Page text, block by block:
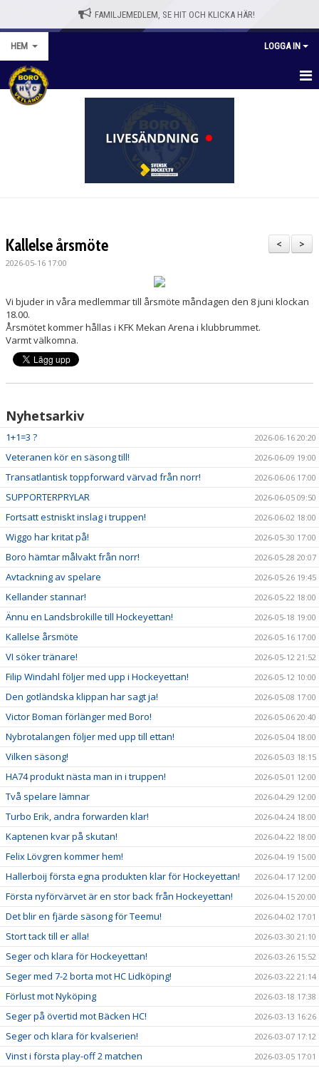
FAMILJEMEDLEM, SE HIT OCH KLICKA HÄR!
HEM LOGGA IN
HEM
KALENDER
KONTAKT
MATCHER
TABELL A-LAG
SVENSK HOCKEY TV
SWISH
DOKUMENT
>
<
Kallelse årsmöte
2026-05-16 17:00
Vi bjuder in våra medlemmar till årsmöte måndagen den 8 juni klockan
18.00.
Årsmötet kommer hållas i KFK Mekan Arena i klubbrummet.
Varmt välkomna.
Nyhetsarkiv
1+1=3 ? 2026-06-16 20:20
Veteranen kör en säsong till! 2026-06-09 19:00
Transatlantisk toppforward värvad från norr! 2026-06-06 17:00
SUPPORTERPRYLAR 2026-06-05 09:50
Fortsatt estniskt inslag i truppen! 2026-06-02 18:00
Wiggo har kritat på! 2026-05-30 17:00
Boro hämtar målvakt från norr! 2026-05-28 20:07
Avtackning av spelare 2026-05-26 19:45
Kellander stannar! 2026-05-22 18:00
Ännu en Landsbrokille till Hockeyettan! 2026-05-18 19:00
Kallelse årsmöte 2026-05-16 17:00
VI söker tränare! 2026-05-12 21:52
Filip Windahl följer med upp i Hockeyettan! 2026-05-12 10:00
Den gotländska klippan har sagt ja! 2026-05-08 17:00
Victor Boman förlänger med Boro! 2026-05-06 20:40
Nybrotalangen följer med upp till ettan! 2026-05-04 18:00
Vilken säsong! 2026-05-03 18:15
HA74 produkt nästa man in i truppen! 2026-05-01 12:00
Två spelare lämnar 2026-04-29 12:00
Turbo Erik, andra forwarden klar! 2026-04-24 18:00
Kaptenen kvar på skutan! 2026-04-22 18:00
Felix Lövgren kommer hem! 2026-04-19 15:00
Hallerboij första egna produkten klar för Hockeyettan! 2026-04-17 12:00
Första nyförvärvet är en stor back från Hockeyettan! 2026-04-15 20:00
Det blir en fjärde säsong för Teemu! 2026-04-02 17:01
Stort tack till er alla! 2026-03-30 21:10
Seger och klara för Hockeyettan! 2026-03-26 15:52
Seger med 7-2 borta mot HC Lidköping! 2026-03-22 21:14
Förlust mot Nyköping 2026-03-18 17:38
Seger på övertid mot Bäcken HC! 2026-03-13 16:26
Seger och klara för kvalserien! 2026-03-07 17:12
Vinst i första play-off 2 matchen 2026-03-05 17:01